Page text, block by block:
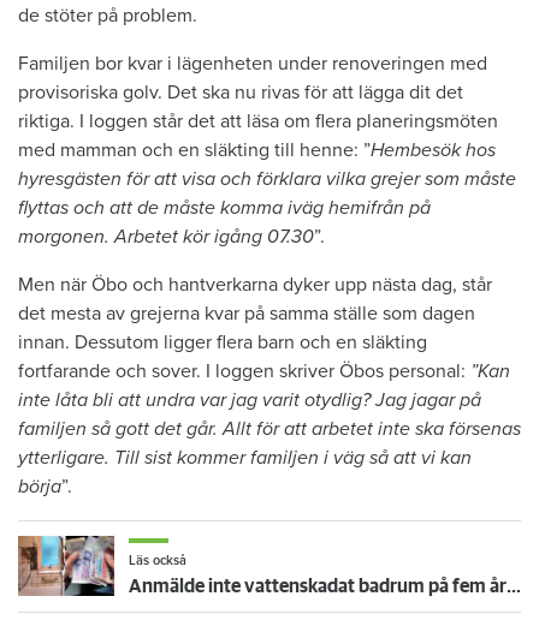
de stöter på problem.
Familjen bor kvar i lägenheten under renoveringen med
provisoriska golv. Det ska nu rivas för att lägga dit det
riktiga. I loggen står det att läsa om flera planeringsmöten
med mamman och en släkting till henne: ”Hembesök hos
hyresgästen för att visa och förklara vilka grejer som måste
flyttas och att de måste komma iväg hemifrån på
morgonen. Arbetet kör igång 07.30”.
Men när Öbo och hantverkarna dyker upp nästa dag, står
det mesta av grejerna kvar på samma ställe som dagen
innan. Dessutom ligger flera barn och en släkting
fortfarande och sover. I loggen skriver Öbos personal: ”Kan
inte låta bli att undra var jag varit otydlig? Jag jagar på
familjen så gott det går. Allt för att arbetet inte ska försenas
ytterligare. Till sist kommer familjen i väg så att vi kan
börja”.
Läs också
Anmälde inte vattenskadat badrum på fem år – krävs på 125 000 kronor